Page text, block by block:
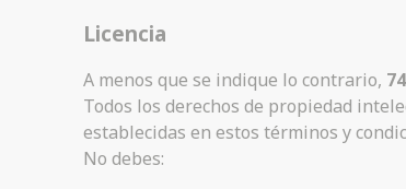
Licencia
A menos que se indique lo contrario,
Todos los derechos de propiedad
establecidas en estos términos y
No debes: